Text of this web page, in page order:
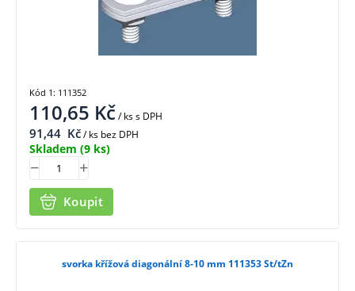
110,65 Kč/ kss DPH
91,44 Kč/ ks bez DPH
Skladem (9 ks)
Koupit
Kód 1: 111352
svorka křížová diagonální 8-10 mm 111353 St/tZn